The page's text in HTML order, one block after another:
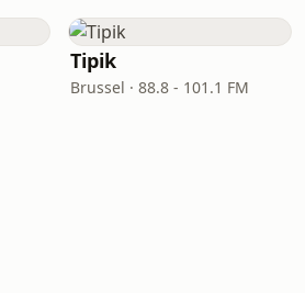
Tipik
Brussel · 88.8 - 101.1 FM